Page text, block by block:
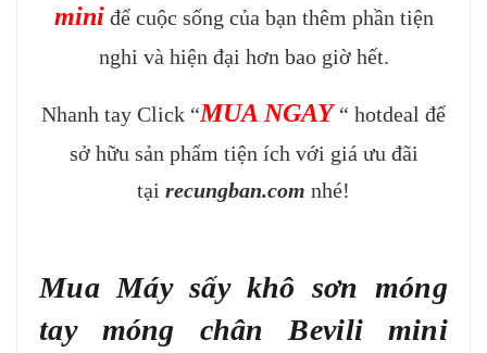
miniđể cuộc sống của bạn thêm phần tiện
nghi và hiện đại hơn bao giờ hết.
Nhanh tay Click “MUA NGAY“ hotdeal để
sở hữu sản phẩm tiện ích với giá ưu đãi
tại recungban.com nhé!
Mua Máy sấy khô sơn móng
tay móng chân Bevili mini